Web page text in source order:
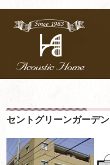
セントグリーンガーデン